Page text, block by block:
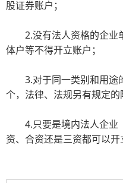
股证券账户；
2.没有法人资格的企业
体户等不得开立账户；
3.对于同一类别和用途
个，法律、法规另有规定的
4.只要是境内法人企业
资、合资还是三资都可以开